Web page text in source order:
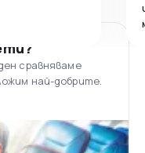
сравняваме
най-добрите.